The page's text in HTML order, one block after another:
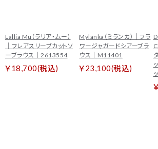
Lallia Mu（ラリア・ムー）
｜フレアスリーブカットソ
ーブラウス｜2613554
￥18,700(税込)
Mylanka（ミランカ）｜フラ
ワージャガードシアーブラ
ウス｜M11401
￥23,100(税込)